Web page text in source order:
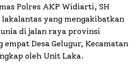
Polres AKP Widiarti, SH
yang mengakibatkan
di jalan raya provinsi
Desa Gelugur, Kecamatan
oleh Unit Laka.